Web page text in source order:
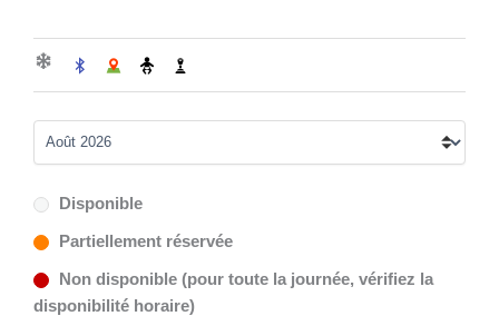
Disponible
Partiellement réservée
Non disponible (pour toute la journée, vérifiez la
disponibilité horaire)